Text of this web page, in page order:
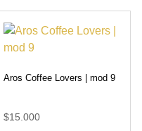
Aros Coffee Lovers | mod 9
$15.000